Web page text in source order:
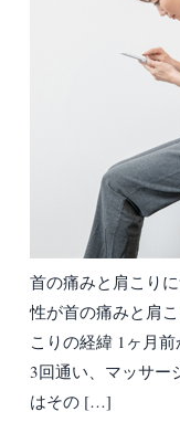
首の痛みと肩こり
性が首の痛みと肩
こりの経緯 1ヶ月
3回通い、マッサー
はその […]